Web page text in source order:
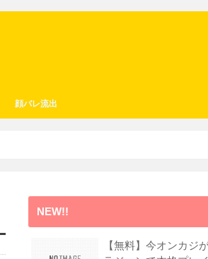
顔バレ流出
NEW!!
【無料】今オンカジ